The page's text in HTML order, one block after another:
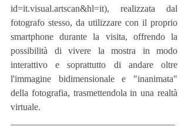
id=it.visual.artscan&hl=it), realizzata dal
fotografo stesso, da utilizzare con il proprio
smartphone durante la visita, offrendo la
possibilità di vivere la mostra in modo
interattivo e soprattutto di andare oltre
l'immagine bidimensionale e "inanimata"
della fotografia, trasmettendola in una realtà
virtuale.